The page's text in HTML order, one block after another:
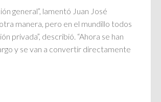
general”, lamentó Juan José
manera, pero en el mundillo todos
privada”, describió. “Ahora se han
y se van a convertir directamente